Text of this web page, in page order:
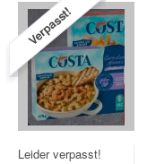
Verpasst!
Leider verpasst!